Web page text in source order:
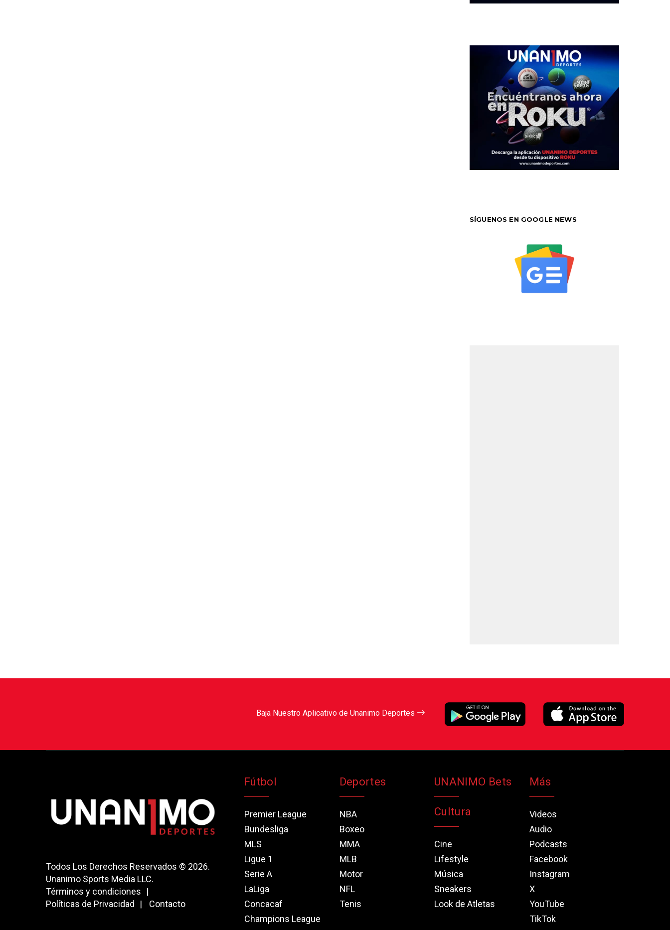
SÍGUENOS EN GOOGLE NEWS
Baja Nuestro Aplicativo de Unanimo Deportes
Todos Los Derechos Reservados © 2026.
Unanimo Sports Media LLC.
Términos y condiciones
Políticas de Privacidad
Contacto
Fútbol
Premier League
Bundesliga
MLS
Ligue 1
Serie A
LaLiga
Concacaf
Champions League
Deportes
NBA
Boxeo
MMA
MLB
Motor
NFL
Tenis
UNANIMO Bets
Cultura
Cine
Lifestyle
Música
Sneakers
Look de Atletas
Más
Videos
Audio
Podcasts
Facebook
Instagram
X
YouTube
TikTok